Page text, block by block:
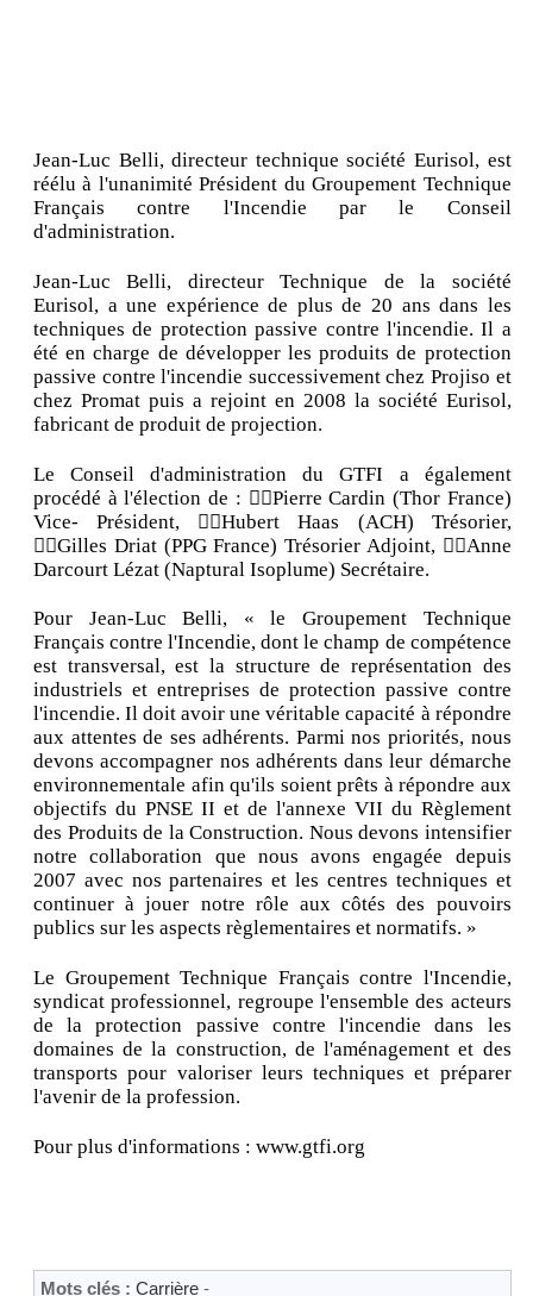
Jean-Luc Belli, directeur technique société Eurisol, est
réélu à l'unanimité Président du Groupement Technique
Français contre l'Incendie par le Conseil
d'administration.
Jean-Luc Belli, directeur Technique de la société
Eurisol, a une expérience de plus de 20 ans dans les
techniques de protection passive contre l'incendie. Il a
été en charge de développer les produits de protection
passive contre l'incendie successivement chez Projiso et
chez Promat puis a rejoint en 2008 la société Eurisol,
fabricant de produit de projection.
Le Conseil d'administration du GTFI a également
procédé à l'élection de : Pierre Cardin (Thor France)
Vice- Président, Hubert Haas (ACH) Trésorier,
Gilles Driat (PPG France) Trésorier Adjoint, Anne
Darcourt Lézat (Naptural Isoplume) Secrétaire.
Pour Jean-Luc Belli, « le Groupement Technique
Français contre l'Incendie, dont le champ de compétence
est transversal, est la structure de représentation des
industriels et entreprises de protection passive contre
l'incendie. Il doit avoir une véritable capacité à répondre
aux attentes de ses adhérents. Parmi nos priorités, nous
devons accompagner nos adhérents dans leur démarche
environnementale afin qu'ils soient prêts à répondre aux
objectifs du PNSE II et de l'annexe VII du Règlement
des Produits de la Construction. Nous devons intensifier
notre collaboration que nous avons engagée depuis
2007 avec nos partenaires et les centres techniques et
continuer à jouer notre rôle aux côtés des pouvoirs
publics sur les aspects règlementaires et normatifs. »
Le Groupement Technique Français contre l'Incendie,
syndicat professionnel, regroupe l'ensemble des acteurs
de la protection passive contre l'incendie dans les
domaines de la construction, de l'aménagement et des
transports pour valoriser leurs techniques et préparer
l'avenir de la profession.
Pour plus d'informations : www.gtfi.org
Mots clés : Carrière -